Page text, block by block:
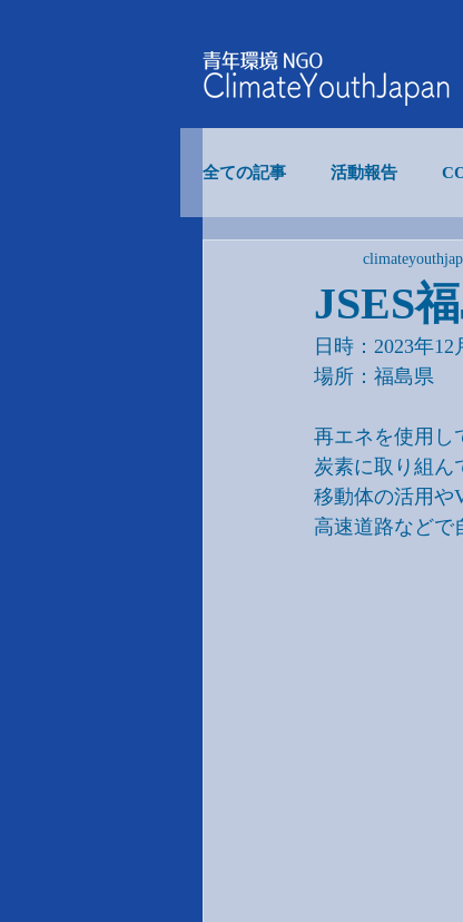
全ての記事 活動報告
COP事業
内部イベント
JSES
日時：2023年12
場所：福島県
再エネを使用し
炭素に取り組ん
移動体の活用や
高速道路などで